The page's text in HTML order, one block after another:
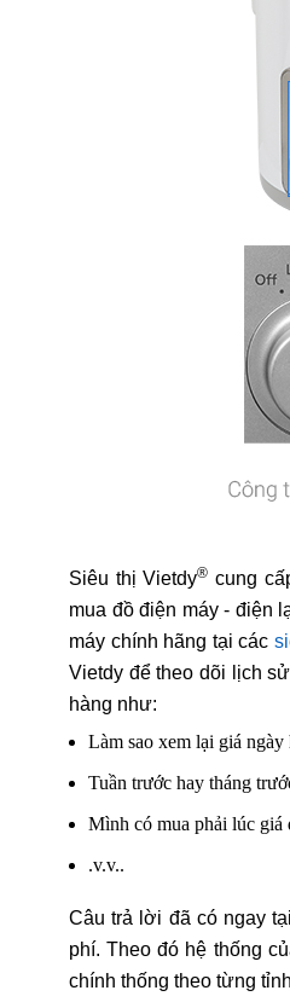
Siêu thị Vietdy® cung
mua đồ điện máy - điện
máy chính hãng tại các
Vietdy để theo dõi lịch
hàng như:
Làm sao xem lại giá ngày
Tuần trước hay tháng
Mình có mua phải lúc giá
.v.v..
Câu trả lời đã có ngay
phí. Theo đó hệ thống
chính thống theo từng